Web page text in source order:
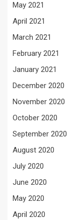
May 2021
April 2021
March 2021
February 2021
January 2021
December 2020
November 2020
October 2020
September 2020
August 2020
July 2020
June 2020
May 2020
April 2020